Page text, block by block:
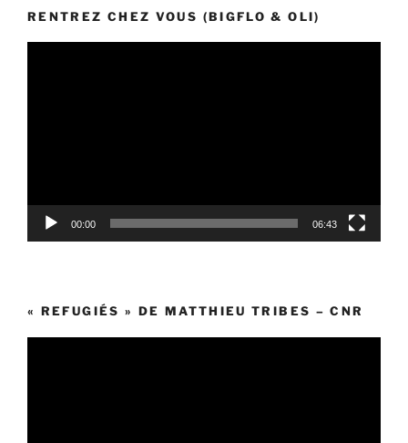
RENTREZ CHEZ VOUS (BIGFLO & OLI)
00:00 06:43
« REFUGIÉS » DE MATTHIEU TRIBES – CNR